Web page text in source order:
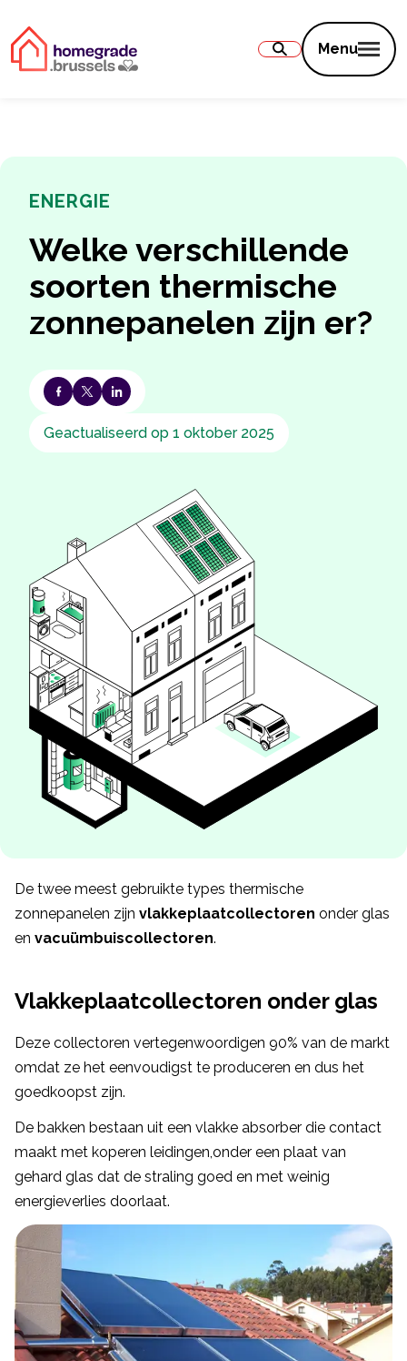
Menu
ENERGIE
Welke verschillende
soorten thermische
zonnepanelen zijn er?
Geactualiseerd op 1 oktober 2025
De twee meest gebruikte types thermische
zonnepanelen zijn vlakkeplaatcollectoren onder glas
en vacuümbuiscollectoren.
Vlakkeplaatcollectoren onder glas
Deze collectoren vertegenwoordigen 90% van de markt
omdat ze het eenvoudigst te produceren en dus het
goedkoopst zijn.
De bakken bestaan uit een vlakke absorber die contact
maakt met koperen leidingen,onder een plaat van
gehard glas dat de straling goed en met weinig
energieverlies doorlaat.